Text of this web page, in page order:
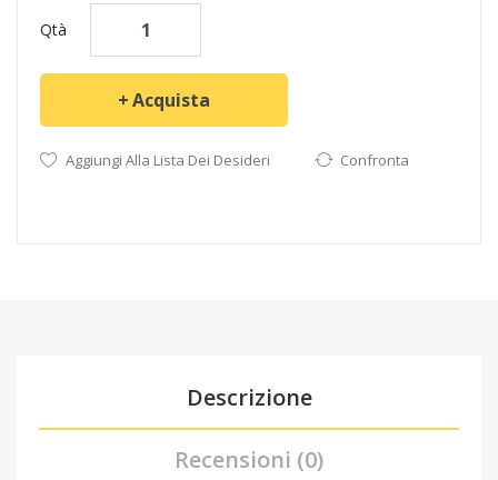
Qtà
Acquista
Aggiungi Alla Lista Dei Desideri Confronta
Descrizione
Recensioni (0)